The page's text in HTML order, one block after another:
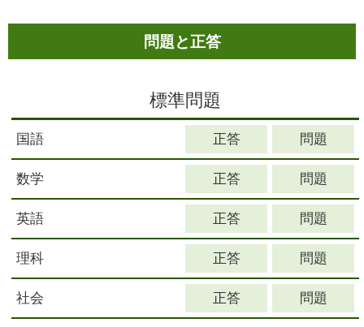
問題と正答
標準問題
国語
数学
英語
理科
社会